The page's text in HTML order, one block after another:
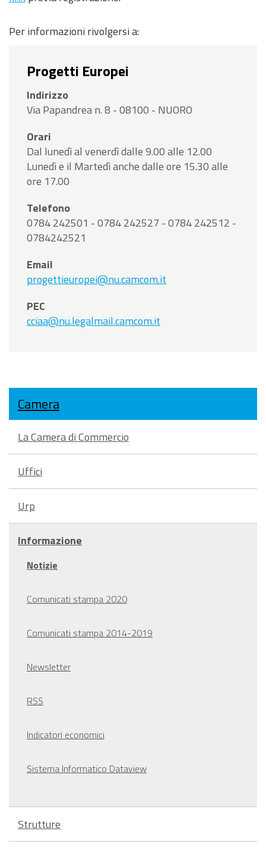
Per informazioni rivolgersi a:
Progetti Europei
Indirizzo
Via Papandrea n. 8 - 08100 - NUORO
Orari
Dal lunedì al venerdì dalle 9.00 alle 12.00
Lunedì e il Martedì anche dalle ore 15.30 alle
ore 17.00
Telefono
0784 242501 - 0784 242527 - 0784 242512 -
0784242521
Email
progettieuropei@nu.camcom.it
PEC
cciaa@nu.legalmail.camcom.it
Camera
La Camera di Commercio
Uffici
Urp
Informazione
Notizie
Comunicati stampa 2020
Comunicati stampa 2014-2019
Newsletter
RSS
Indicatori economici
Sistema Informatico Dataview
Strutture